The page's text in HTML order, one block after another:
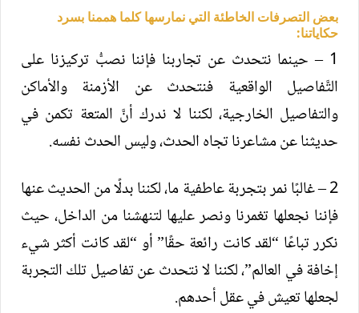
بعض التصرفات الخاطئة التي نمارسها كلما هممنا بسرد
حكاياتنا:
1 – حينما نتحدث عن تجاربنا فإننا نصبُّ تركيزنا على
التَّفاصيل الواقعية فنتحدث عن الأزمنة والأماكن
والتفاصيل الخارجية، لكننا لا ندرك أنَّ المتعة تكمن في
حديثنا عن مشاعرنا تجاه الحدث، وليس الحدث نفسه.
2 – غالبًا نمر بتجربة عاطفية ما، لكننا بدلًا من الحديث عنها
فإننا نجعلها تغمرنا ونصر عليها لتنهشنا من الداخل، حيث
نكرر تباعًا “لقد كانت رائعة حقًا” أو “لقد كانت أكثر شيء
إخافة في العالم”، لكننا لا نتحدث عن تفاصيل تلك التجربة
لجعلها تعيش في عقل أحدهم.